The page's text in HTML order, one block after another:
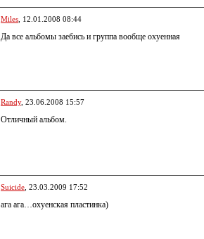
Miles , 12.01.2008 08:44
Да все альбомы заебись и группа вообще охуенная
Randy, 23.06.2008 15:57
Отличный альбом.
Suicide , 23.03.2009 17:52
ага ага…охуенская пластинка)